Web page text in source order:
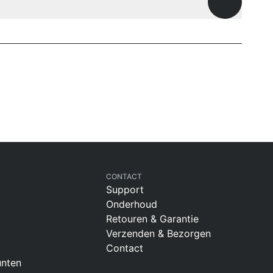
Openen
CONTACT
Support
Onderhoud
Retouren & Garantie
Verzenden & Bezorgen
Contact